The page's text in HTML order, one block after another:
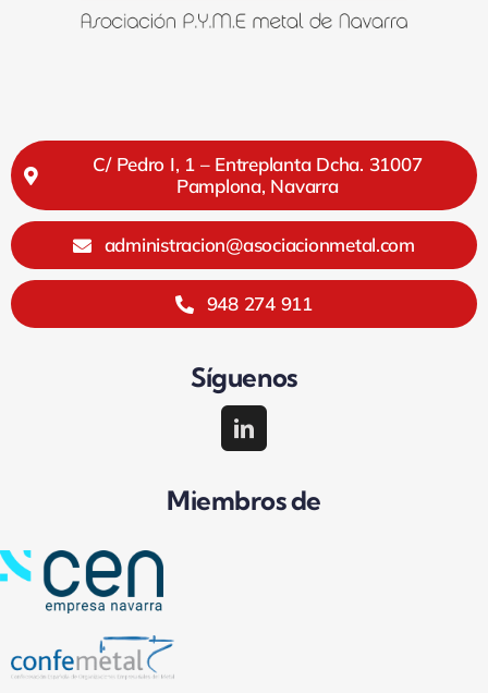
C/ Pedro I, 1 – Entreplanta Dcha. 31007
Pamplona, Navarra
administracion@asociacionmetal.com
948 274 911
Síguenos
Miembros de